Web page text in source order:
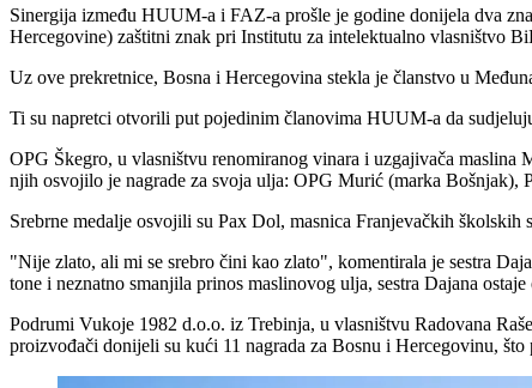
Sinergija između HUUM-a i FAZ-a prošle je godine donijela dva
Hercegovine) zaštitni znak pri Institutu za intelektualno vlasništvo
Uz ove prekretnice, Bosna i Hercegovina stekla je članstvo u
Ti su napretci otvorili put pojedinim članovima HUUM-a da
OPG Škegro, u vlasništvu renomiranog vinar­a i uzgajivača
njih osvojilo je nagrade za svoja ulja: OPG Murić (marka Bošnjak),
Srebrne medalje osvojili su Pax Dol, masnica Franjevačkih
"Nije zlato, ali mi se srebro čini kao zlato", komentirala je sestra
tone i neznatno smanjila prinos maslinovog ulja, sestra Dajana
Podrumi Vukoje 1982 d.o.o. iz Trebinja, u vlasništvu Radovana
proizvođači donijeli su kući 11 nagrada za Bosnu i Hercegovinu,